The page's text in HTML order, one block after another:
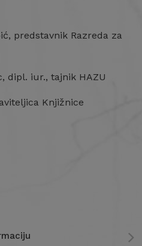
predstavnik Razreda za
dipl. iur., tajnik HAZU
Knjižnice